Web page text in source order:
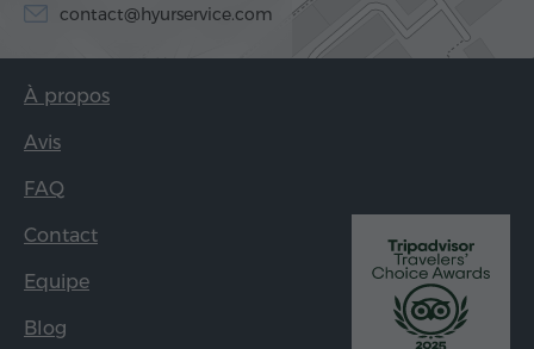
contact@hyurservice.com
À propos
Avis
FAQ
Contact
Equipe
Blog